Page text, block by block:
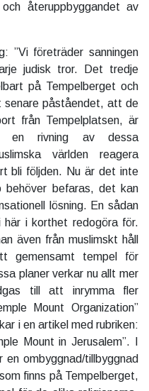
återuppbyggandet av
”Vi företräder sanningen
judisk tror. Det tredje
på Tempelberget och
senare påståendet, att de
från Tempelplatsen, är
en rivning av dessa
världen reagera
bli följden. Nu är det inte
befaras, det kan
lösning. En sådan
i korthet redogöra för.
även från muslimskt håll
gemensamt tempel för
planer verkar nu allt mer
till att inrymma fler
Mount Organization”
i en artikel med rubriken:
Mount in Jerusalem”. I
ombyggnad/tillbyggnad
finns på Tempelberget,